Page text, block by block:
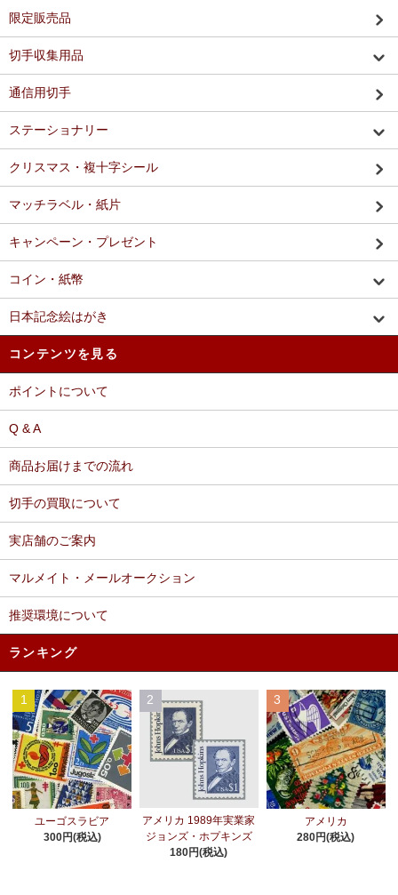
限定販売品
切手収集用品
通信用切手
ステーショナリー
クリスマス・複十字シール
マッチラベル・紙片
キャンペーン・プレゼント
コイン・紙幣
日本記念絵はがき
コンテンツを見る
ポイントについて
Q & A
商品お届けまでの流れ
切手の買取について
実店舗のご案内
マルメイト・メールオークション
推奨環境について
ランキング
1
ユーゴスラビア
300円(税込)
2
アメリカ 1989年実業家
ジョンズ・ホプキンズ
180円(税込)
3
アメリカ
280円(税込)